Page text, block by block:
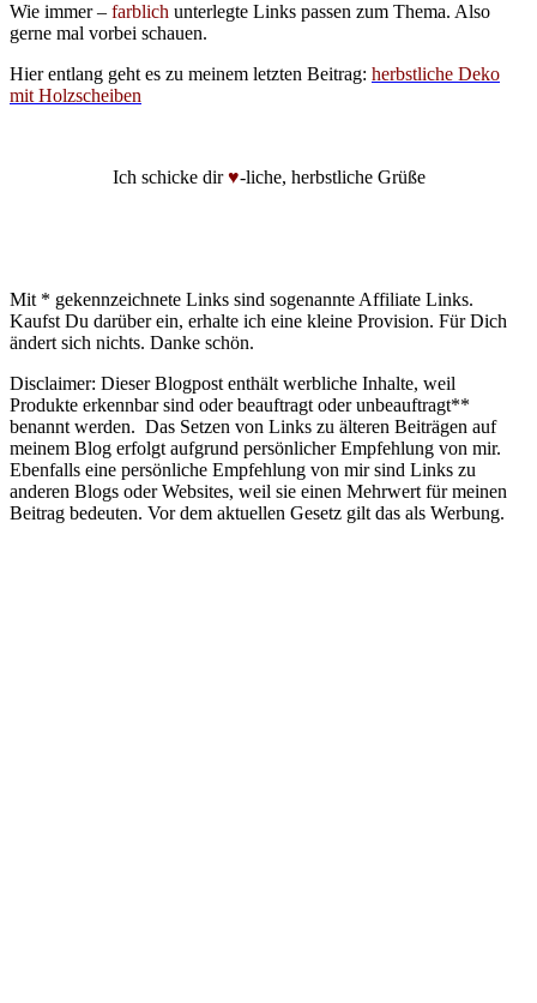
Wie immer – farblich unterlegte Links passen zum Thema. Also
gerne mal vorbei schauen.
Hier entlang geht es zu meinem letzten Beitrag: herbstliche Deko
mit Holzscheiben
Ich schicke dir♥-liche, herbstliche Grüße
Mit * gekennzeichnete Links sind sogenannte Affiliate Links.
Kaufst Du darüber ein, erhalte ich eine kleine Provision. Für Dich
ändert sich nichts. Danke schön.
Disclaimer: Dieser Blogpost enthält werbliche Inhalte, weil
Produkte erkennbar sind oder beauftragt oder unbeauftragt**
benannt werden. Das Setzen von Links zu älteren Beiträgen auf
meinem Blog erfolgt aufgrund persönlicher Empfehlung von mir.
Ebenfalls eine persönliche Empfehlung von mir sind Links zu
anderen Blogs oder Websites, weil sie einen Mehrwert für meinen
Beitrag bedeuten. Vor dem aktuellen Gesetz gilt das als Werbung.